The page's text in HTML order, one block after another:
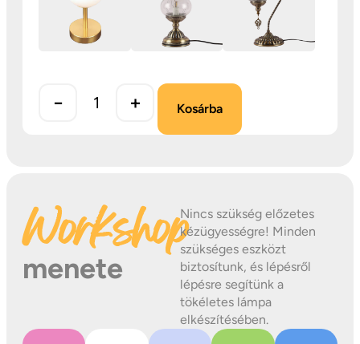
− + Kosárba
Workshop
menete
Nincs szükség előzetes
kézügyességre! Minden
szükséges eszközt
biztosítunk, és lépésről
lépésre segítünk a
tökéletes lámpa
elkészítésében.